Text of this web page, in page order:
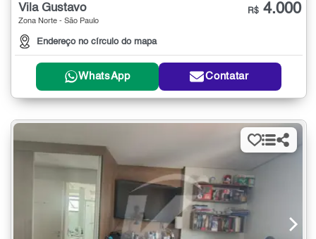
Vila Gustavo
Zona Norte - São Paulo
Endereço no círculo do mapa
R$ 4.000
WhatsApp Contatar